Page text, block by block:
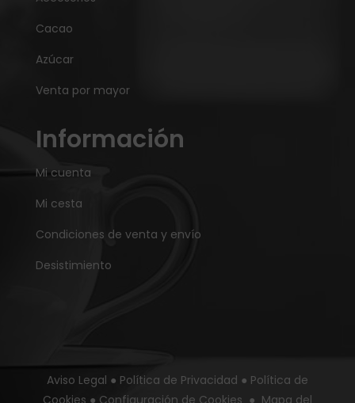
Cacao
Azúcar
Venta por mayor
Información
Mi cuenta
Mi cesta
Condiciones de venta y envío
Desistimiento
Aviso Legal ● Política de Privacidad ● Política de
Cookies ● Configuración de Cookies ● Mapa del